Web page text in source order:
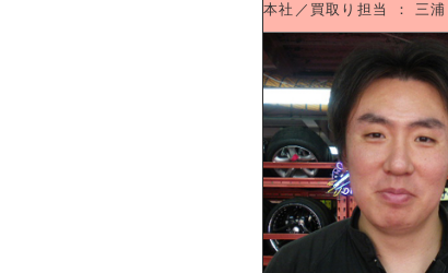
本社／買取り担当 ： 三浦